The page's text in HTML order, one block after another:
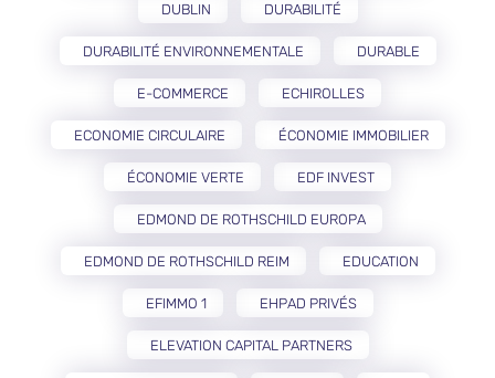
DUBLIN DURABILITÉ
DURABILITÉ ENVIRONNEMENTALE DURABLE
E-COMMERCE ECHIROLLES
ECONOMIE CIRCULAIRE ÉCONOMIE IMMOBILIER
ÉCONOMIE VERTE EDF INVEST
EDMOND DE ROTHSCHILD EUROPA
EDMOND DE ROTHSCHILD REIM EDUCATION
EFIMMO 1 EHPAD PRIVÉS
ELEVATION CAPITAL PARTNERS